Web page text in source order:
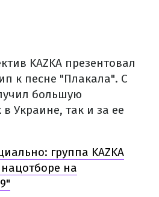
KAZKA презентовал
к песне "Плакала". С
большую
Украине, так и за ее
группа KAZKA
на